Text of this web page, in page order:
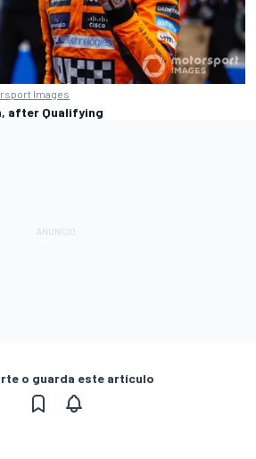
Images
after Qualifying
o guarda este artículo